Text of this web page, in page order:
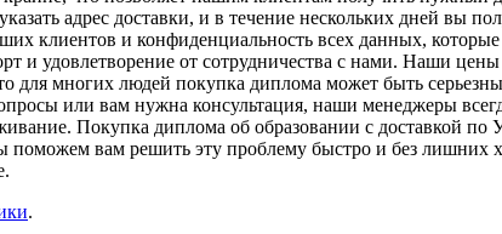
адрес доставки, и в течение нескольких дней вы
клиентов и конфиденциальность всех данных,
и удовлетворение от сотрудничества с нами. Наши
многих людей покупка диплома может быть
или вам нужна консультация, наши менеджеры
Покупка диплома об образовании с доставкой
поможем вам решить эту проблему быстро и без
.